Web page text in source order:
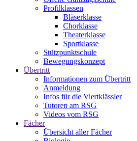
Profilklassen
Bläserklasse
Chorklasse
Theaterklasse
Sportklasse
Stützpunktschule
Bewegungskonzept
Übertritt
Informationen zum Übertritt
Anmeldung
Infos für die Viertklässler
Tutoren am RSG
Videos vom RSG
Fächer
Übersicht aller Fächer